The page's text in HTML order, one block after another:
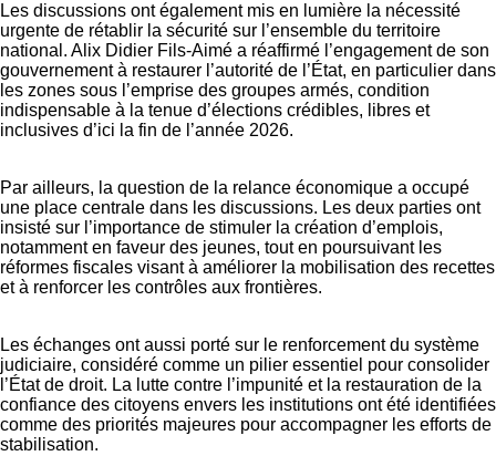
Les discussions ont également mis en lumière la nécessité
urgente de rétablir la sécurité sur l’ensemble du territoire
national. Alix Didier Fils-Aimé a réaffirmé l’engagement de son
gouvernement à restaurer l’autorité de l’État, en particulier dans
les zones sous l’emprise des groupes armés, condition
indispensable à la tenue d’élections crédibles, libres et
inclusives d’ici la fin de l’année 2026.
Par ailleurs, la question de la relance économique a occupé
une place centrale dans les discussions. Les deux parties ont
insisté sur l’importance de stimuler la création d’emplois,
notamment en faveur des jeunes, tout en poursuivant les
réformes fiscales visant à améliorer la mobilisation des recettes
et à renforcer les contrôles aux frontières.
Les échanges ont aussi porté sur le renforcement du système
judiciaire, considéré comme un pilier essentiel pour consolider
l’État de droit. La lutte contre l’impunité et la restauration de la
confiance des citoyens envers les institutions ont été identifiées
comme des priorités majeures pour accompagner les efforts de
stabilisation.